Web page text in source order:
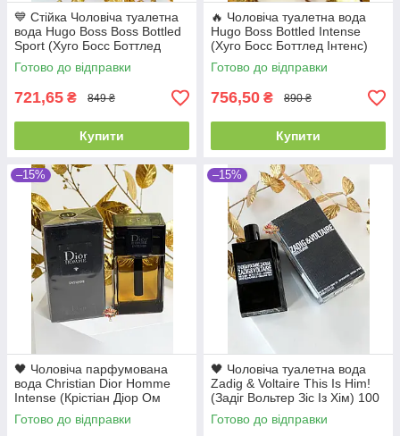
💙 Стійка Чоловіча туалетна
вода Hugo Boss Boss Bottled
Sport (Хуго Босс Боттлед
Спорт) 100 мл Деревні Свіжі
Спортивні Шлейфові
Готово до відправки
721,65 ₴ 849 ₴
Купити
🔥 Чоловіча туалетна вода
Hugo Boss Bottled Intense
(Хуго Босс Боттлед Інтенс)
100 мл Деревні Пряні
Фруктові Стійкі Шлейфові
Готово до відправки
756,50 ₴ 890 ₴
Купити
–15%
🖤 Чоловіча парфумована
вода Christian Dior Homme
Intense (Крістіан Діор Ом
Інтенс) 100 мл Деревинні
Квіткові Стійкі Шлейфові
Готово до відправки
–15%
🖤 Чоловіча туалетна вода
Zadig & Voltaire This Is Him!
(Задіг Вольтер Зіс Із Хім) 100
мл Деревинні Східні Пряні
Стійкі Шлейфові
Готово до відправки